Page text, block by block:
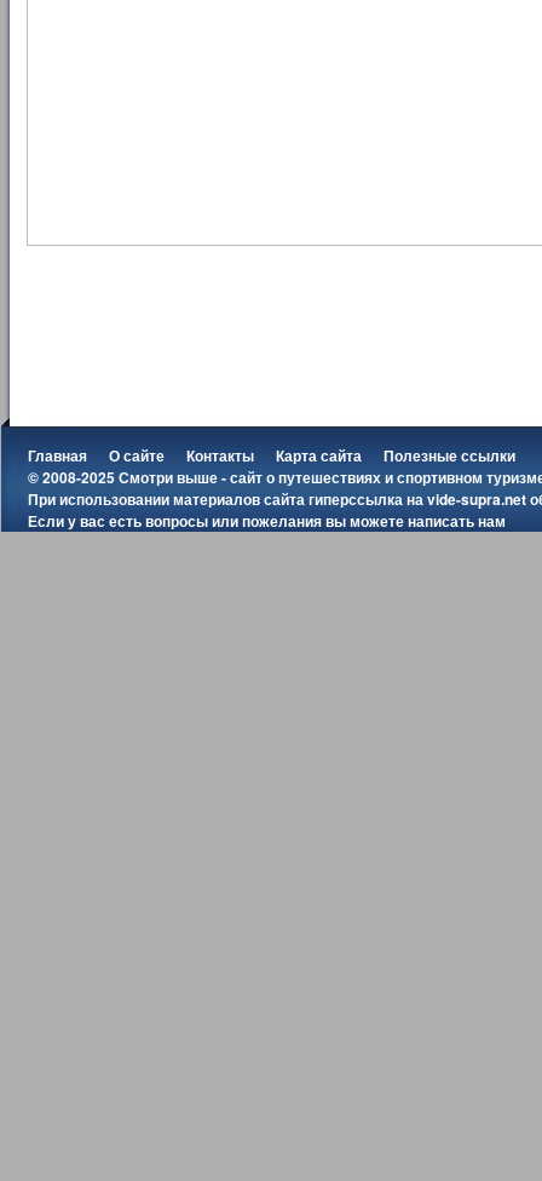
Главная О сайте Контакты Карта сайта
Полезные ссылки
© 2008-2025 Смотри выше - сайт о путешествиях и спортивном
При использовании материалов сайта гиперссылка наvide-supra.net
Если у вас есть вопросы или пожелания вы можетенаписать нам